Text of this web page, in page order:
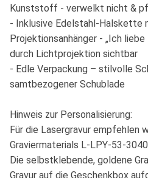
Kunststoff - verwelkt nicht &
- Inklusive Edelstahl-Halskette
Projektionsanhänger - „Ich liebe
durch Lichtprojektion sichtbar
- Edle Verpackung – stilvolle
samtbezogener Schublade
Hinweis zur Personalisierung:
Für die Lasergravur empfehlen
Graviermaterials L-LPY-53-
Die selbstklebende, goldene
Gravur auf die Geschenkbox